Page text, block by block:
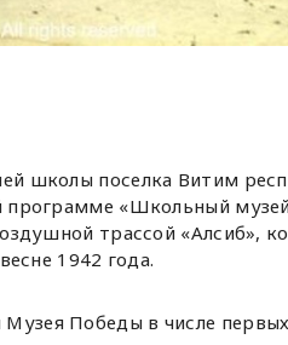
школы поселка Витим
программе «Школьный
трассой «Алсиб»,
1942 года.
Победы в числе